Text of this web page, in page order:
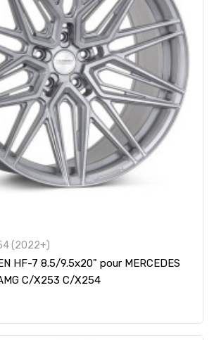
(2022+)
HF-7 8.5/9.5x20" pour MERCEDES
C/X253 C/X254